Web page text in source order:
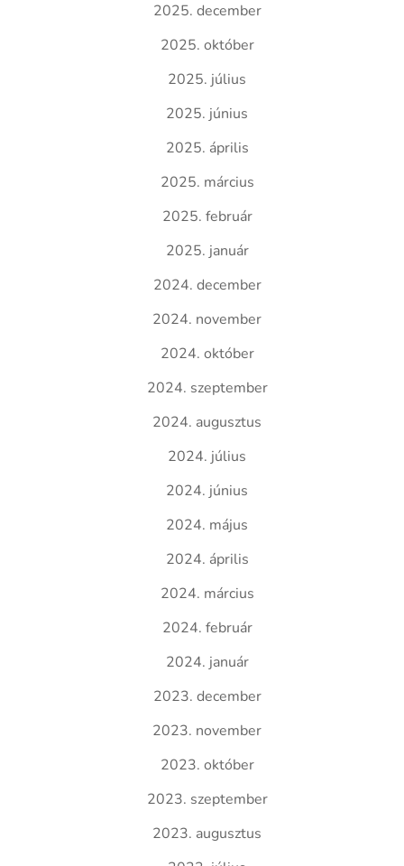
2025. december
2025. október
2025. július
2025. június
2025. április
2025. március
2025. február
2025. január
2024. december
2024. november
2024. október
2024. szeptember
2024. augusztus
2024. július
2024. június
2024. május
2024. április
2024. március
2024. február
2024. január
2023. december
2023. november
2023. október
2023. szeptember
2023. augusztus